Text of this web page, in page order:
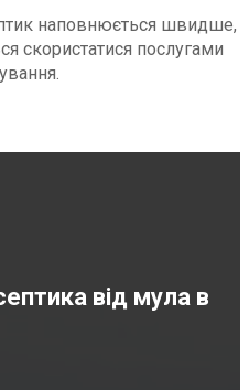
наповнюється швидше,
скористатися послугами
від мула в